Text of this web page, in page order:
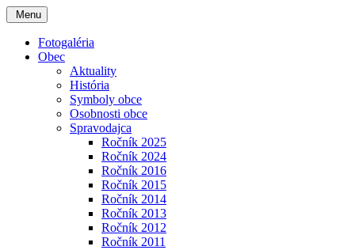
Menu
Fotogaléria
Obec
Aktuality
História
Symboly obce
Osobnosti obce
Spravodajca
Ročník 2025
Ročník 2024
Ročník 2016
Ročník 2015
Ročník 2014
Ročník 2013
Ročník 2012
Ročník 2011